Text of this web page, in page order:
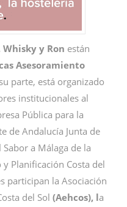
y Ron están
Asesoramiento
parte, está organizado
institucionales al
Pública para la
de Andalucía Junta de
a Málaga de la
Planificación Costa del
participan la Asociación
del Sol (Aehcos), la